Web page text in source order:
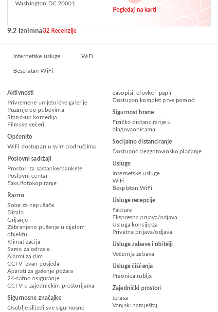
Washington DC 20001
Pogledaj na karti
9.2 Iznimna32 Recenzije
Internetske usluge WiFi
Besplatan WiFi
Aktivnosti
Privremene umjetničke galerije
Puzanje po pubovima
Stand-up komedija
Filmske večeri
Općenito
WiFi dostupan u svim područjima
Poslovni sadržaji
Prostori za sastanke/bankete
Poslovni centar
Faks/fotokopiranje
Razno
Sobe za nepušače
Dizalo
Grijanje
Zabranjeno pušenje u cijelom
objektu
Klimatizacija
Samo za odrasle
Alarmi za dim
CCTV izvan posjeda
Aparati za gašenje požara
24-satno osiguranje
CCTV u zajedničkim prostorijama
Sigurnosne značajke
Osoblje slijedi sve sigurnosne
časopisi, olovke i papir
Dostupan komplet prve pomoći
Sigurnost hrane
Fizičko distanciranje u
blagovaonicama
Socijalno distanciranje
Dostupno bezgotovinsko plaćanje
Usluge
Internetske usluge
WiFi
Besplatan WiFi
Usluge recepcije
Fakture
Ekspresna prijava/odjava
Usluga konsijerža
Privatna prijava/odjava
Usluge zabave i obitelji
Večernja zabava
Usluge čišćenja
Praonica rublja
Zajednički prostori
terasa
Vanjski namještaj